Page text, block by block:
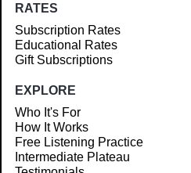
RATES
Subscription Rates
Educational Rates
Gift Subscriptions
EXPLORE
Who It's For
How It Works
Free Listening Practice
Intermediate Plateau